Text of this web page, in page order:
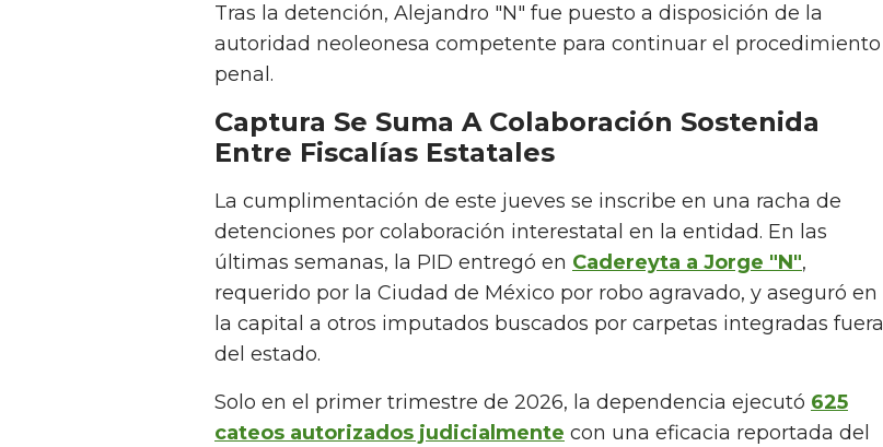
Tras la detención, Alejandro "N" fue puesto a disposición de la
autoridad neoleonesa competente para continuar el procedimiento
penal.
Captura Se Suma A Colaboración Sostenida
Entre Fiscalías Estatales
La cumplimentación de este jueves se inscribe en una racha de
detenciones por colaboración interestatal en la entidad. En las
últimas semanas, la PID entregó en Cadereyta a Jorge "N",
requerido por la Ciudad de México por robo agravado, y aseguró en
la capital a otros imputados buscados por carpetas integradas fuera
del estado.
Solo en el primer trimestre de 2026, la dependencia ejecutó 625
cateos autorizados judicialmente con una eficacia reportada del